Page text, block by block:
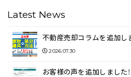
Latest News
不動産売却コラムを追加し
2026.07.30
お客様の声を追加しました